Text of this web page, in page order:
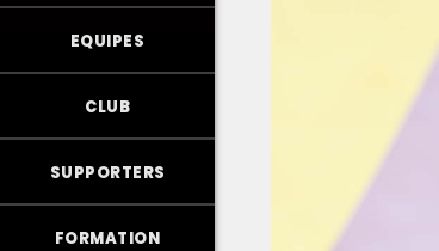
EQUIPES
CLUB
SUPPORTERS
FORMATION